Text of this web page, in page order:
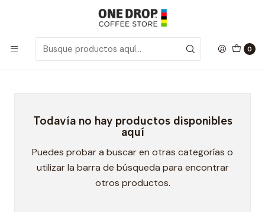
0
Inicio Promos Wild Foods
Promos Wild Foods
Todavía no hay productos disponibles
aquí
Puedes probar a buscar en otras categorías o
utilizar la barra de búsqueda para encontrar
otros productos.